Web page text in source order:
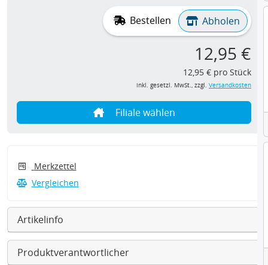
Bestellen Abholen
12,95 €
12,95 € pro Stück
inkl. gesetzl. MwSt., zzgl. Versandkosten
Filiale wählen
Merkzettel
Vergleichen
Artikelinfo
Produktverantwortlicher